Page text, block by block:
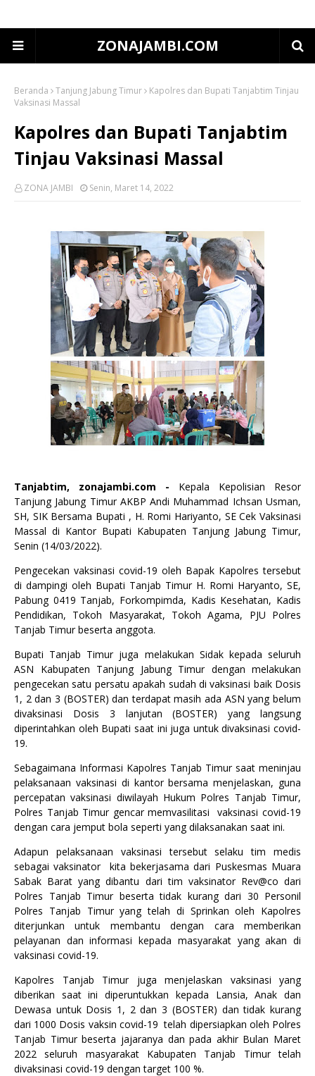
ZONAJAMBI.COM
Beranda Tanjung Jabung Timur
Kapolres dan Bupati Tanjabtim Tinjau
Vaksinasi Massal
Kapolres dan Bupati Tanjabtim
Tinjau Vaksinasi Massal
ZONA JAMBI Senin, Maret 14, 2022
Tanjabtim, zonajambi.com - Kepala Kepolisian Resor
Tanjung Jabung Timur AKBP Andi Muhammad Ichsan Usman,
SH, SIK Bersama Bupati , H. Romi Hariyanto, SE Cek Vaksinasi
Massal di Kantor Bupati Kabupaten Tanjung Jabung Timur,
Senin (14/03/2022).
Pengecekan vaksinasi covid-19 oleh Bapak Kapolres tersebut
di dampingi oleh Bupati Tanjab Timur H. Romi Haryanto, SE,
Pabung 0419 Tanjab, Forkompimda, Kadis Kesehatan, Kadis
Pendidikan, Tokoh Masyarakat, Tokoh Agama, PJU Polres
Tanjab Timur beserta anggota.
Bupati Tanjab Timur juga melakukan Sidak kepada seluruh
ASN Kabupaten Tanjung Jabung Timur dengan melakukan
pengecekan satu persatu apakah sudah di vaksinasi baik Dosis
1, 2 dan 3 (BOSTER) dan terdapat masih ada ASN yang belum
divaksinasi Dosis 3 lanjutan (BOSTER) yang langsung
diperintahkan oleh Bupati saat ini juga untuk divaksinasi covid-
19.
Sebagaimana Informasi Kapolres Tanjab Timur saat meninjau
pelaksanaan vaksinasi di kantor bersama menjelaskan, guna
percepatan vaksinasi diwilayah Hukum Polres Tanjab Timur,
Polres Tanjab Timur gencar memvasilitasi vaksinasi covid-19
dengan cara jemput bola seperti yang dilaksanakan saat ini.
Adapun pelaksanaan vaksinasi tersebut selaku tim medis
sebagai vaksinator kita bekerjasama dari Puskesmas Muara
Sabak Barat yang dibantu dari tim vaksinator Rev@co dari
Polres Tanjab Timur beserta tidak kurang dari 30 Personil
Polres Tanjab Timur yang telah di Sprinkan oleh Kapolres
diterjunkan untuk membantu dengan cara memberikan
pelayanan dan informasi kepada masyarakat yang akan di
vaksinasi covid-19.
Kapolres Tanjab Timur juga menjelaskan vaksinasi yang
diberikan saat ini diperuntukkan kepada Lansia, Anak dan
Dewasa untuk Dosis 1, 2 dan 3 (BOSTER) dan tidak kurang
dari 1000 Dosis vaksin covid-19 telah dipersiapkan oleh Polres
Tanjab Timur beserta jajaranya dan pada akhir Bulan Maret
2022 seluruh masyarakat Kabupaten Tanjab Timur telah
divaksinasi covid-19 dengan target 100 %.